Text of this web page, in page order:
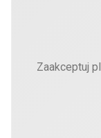
Zaakceptuj